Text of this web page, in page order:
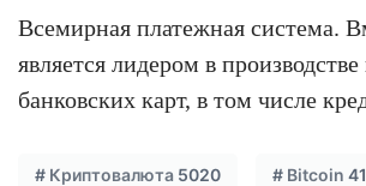
Всемирная платежная система.
является лидером в
банковских карт, в том числе
# Криптовалюта 5020 # Bitcoin